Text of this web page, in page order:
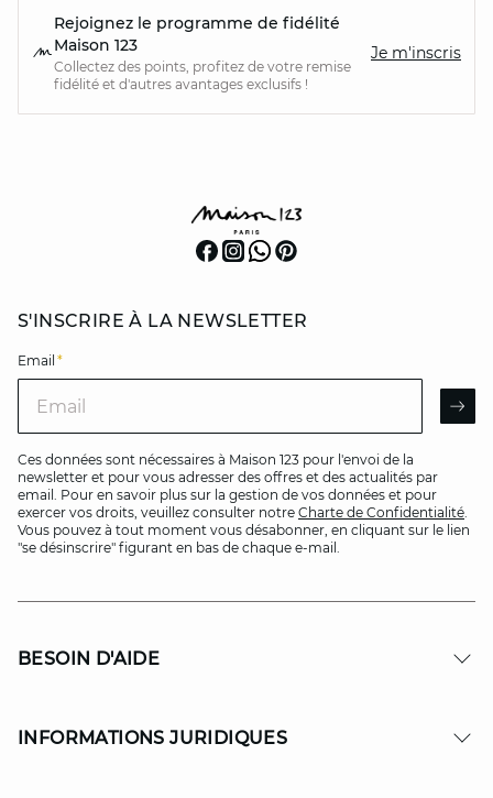
Rejoignez le programme de fidélité
Maison 123
Collectez des points, profitez de votre remise
fidélité et d'autres avantages exclusifs !
Je m'inscris
S'INSCRIRE À LA NEWSLETTER
Email *
Ces données sont nécessaires à Maison 123 pour l'envoi de la
newsletter et pour vous adresser des offres et des actualités par
email. Pour en savoir plus sur la gestion de vos données et pour
exercer vos droits, veuillez consulter notre Charte de Confidentialité.
Vous pouvez à tout moment vous désabonner, en cliquant sur le lien
"se désinscrire" figurant en bas de chaque e-mail.
BESOIN D'AIDE
INFORMATIONS JURIDIQUES